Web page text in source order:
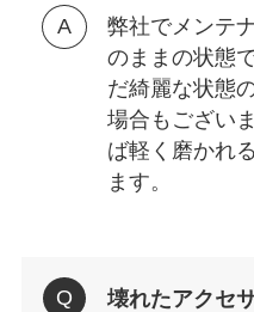
弊社でメンテ
のままの状態
だ綺麗な状態
場合もござい
ば軽く磨かれ
ます。
壊れたアクセ